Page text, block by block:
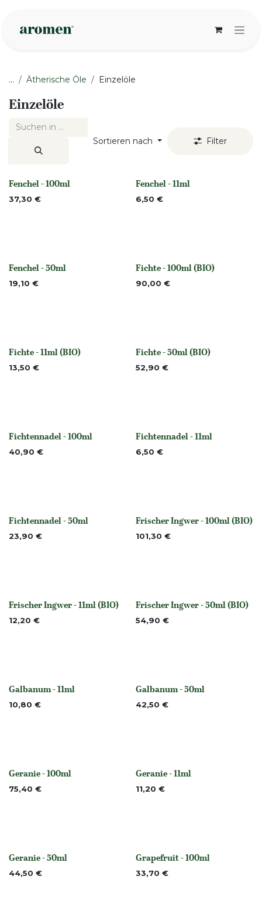
... Ätherische Öle Einzelöle
Einzelöle
Sortieren nach Filter
None
Fenchel - 100ml
37,30 € None
Fenchel - 11ml
6,50 €
None
Fenchel - 50ml
19,10 € None
Fichte - 100ml (BIO)
90,00 €
None
Fichte - 11ml (BIO)
13,50 € None
Fichte - 50ml (BIO)
52,90 €
None
Fichtennadel - 100ml
40,90 € None
Fichtennadel - 11ml
6,50 €
None
Fichtennadel - 50ml
23,90 € Nicht vorrättig
Frischer Ingwer - 100ml (BIO)
101,30 €
Nicht vorrättig
Frischer Ingwer - 11ml (BIO)
12,20 € Nicht vorrättig
Frischer Ingwer - 50ml (BIO)
54,90 €
None
Galbanum - 11ml
10,80 € None
Galbanum - 50ml
42,50 €
Nicht vorrättig
Geranie - 100ml
75,40 € None
Geranie - 11ml
11,20 €
Nicht vorrättig
Geranie - 50ml
44,50 € None
Grapefruit - 100ml
33,70 €